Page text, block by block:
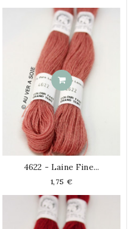
4622 - Laine Fine...
Prix
1,75 €